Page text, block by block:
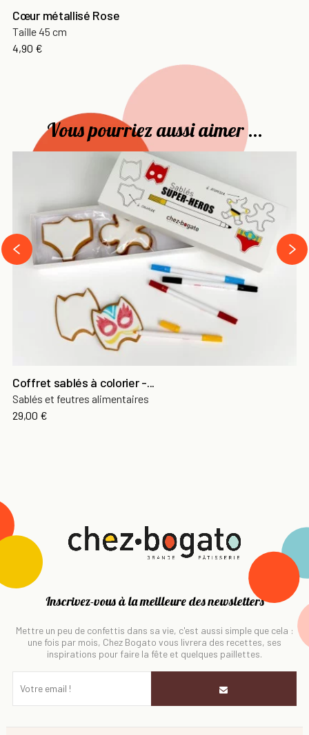
Cœur métallisé Rose
Taille 45 cm
Prix
4,90 €
Vous pourriez aussi aimer ...
Coffret sablés à colorier -...
Sablés et feutres alimentaires
29,00 €
‹
›
Inscrivez-vous à la meilleure des newsletters
Mettre un peu de confettis dans sa vie, c'est aussi simple que cela :
une fois par mois, Chez Bogato vous livrera des recettes, ses
inspirations pour faire la fête et quelques paillettes.